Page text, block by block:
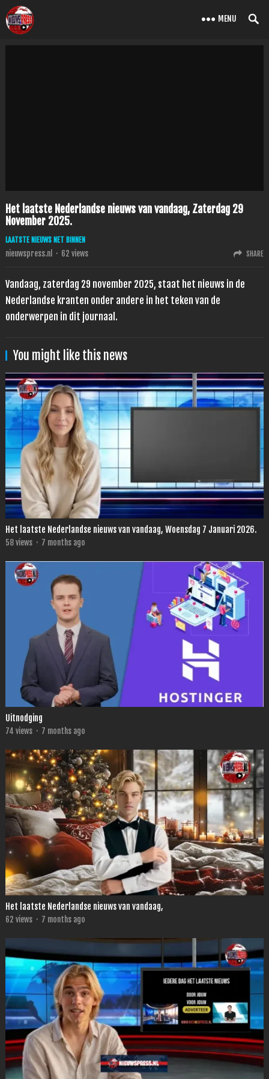
MENU
Het laatste Nederlandse nieuws van vandaag, Zaterdag 29
November 2025.
LAATSTE NIEUWS NET BINNEN
nieuwspress.nl · 62 views SHARE
Vandaag, zaterdag 29 november 2025, staat het nieuws in de
Nederlandse kranten onder andere in het teken van de
onderwerpen in dit journaal.
You might like this news
Het laatste Nederlandse nieuws van vandaag, Woensdag 7 Januari 2026.
58views · 7 months ago
Uitnodging
74 views · 7 months ago
Het laatste Nederlandse nieuws van vandaag,
62 views · 7 months ago